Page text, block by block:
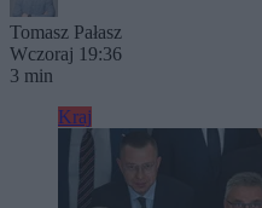
Tomasz Pałasz
Wczoraj 19:36
3 min
Kraj